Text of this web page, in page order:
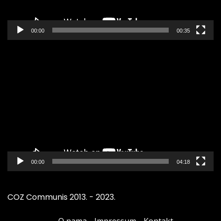
00:00 00:35
00:00 04:18
COZ Communis 2013. - 2023.